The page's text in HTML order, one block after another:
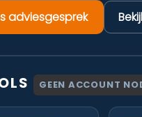
adviesgesprek
GEEN ACCOUNT